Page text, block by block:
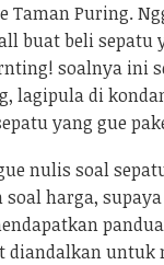
Taman Puring.
buat beli sepatu
soalnya ini
lagipula di
yang gue
nulis soal
harga,
diandalkan untuk